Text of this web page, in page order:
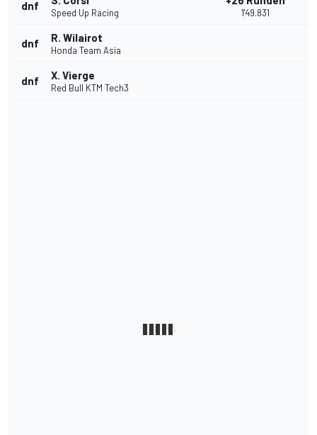
dnf
Speed Up Racing 1'49.831
dnf R. Wilairot
Honda Team Asia
dnf X. Vierge
Red Bull KTM Tech3